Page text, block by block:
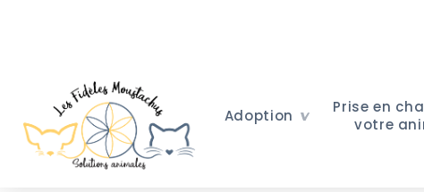
Adoption
Prise en
votre